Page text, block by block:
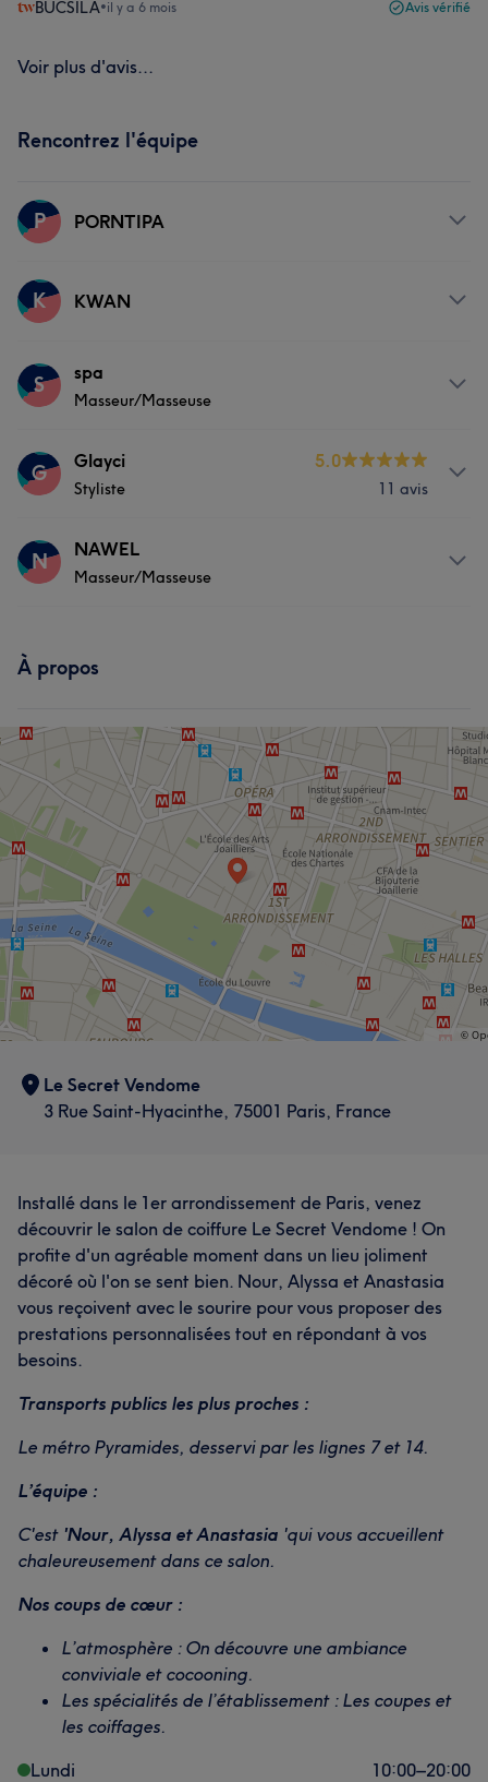
BUCSILA•il y a 6 mois Avis vérifié
Voir plus d'avis...
Rencontrez l'équipe
P PORNTIPA
Prestations
K KWAN
Prestations
S spa
Masseur/Masseuse
Prestations
G Glayci
Styliste
5.0
11 avis
Prestations
N NAWEL
Masseur/Masseuse
Corps
À propos
Le Secret Vendome
3 Rue Saint-Hyacinthe, 75001 Paris, France
Installé dans le 1er arrondissement de Paris, venez
découvrir le salon de coiffure Le Secret Vendome ! On
profite d'un agréable moment dans un lieu joliment
décoré où l'on se sent bien. Nour, Alyssa et Anastasia
vous reçoivent avec le sourire pour vous proposer des
prestations personnalisées tout en répondant à vos
besoins.
Transports publics les plus proches :
Le métro Pyramides, desservi par les lignes 7 et 14.
L’équipe :
C'est 'Nour, Alyssa et Anastasia 'qui vous accueillent
chaleureusement dans ce salon.
Nos coups de cœur :
L’atmosphère : On découvre une ambiance
conviviale et cocooning.
Les spécialités de l’établissement : Les coupes et
les coiffages.
Lundi
10:00–20:00